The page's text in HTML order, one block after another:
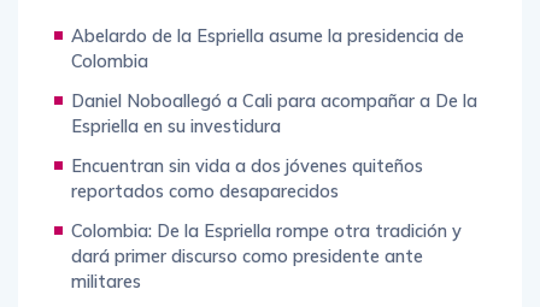
Abelardo de la Espriella asume la presidencia de
Colombia
Daniel Noboallegó a Cali para acompañar a De la
Espriella en su investidura
Encuentran sin vida a dos jóvenes quiteños
reportados como desaparecidos
Colombia: De la Espriella rompe otra tradición y
dará primer discurso como presidente ante
militares